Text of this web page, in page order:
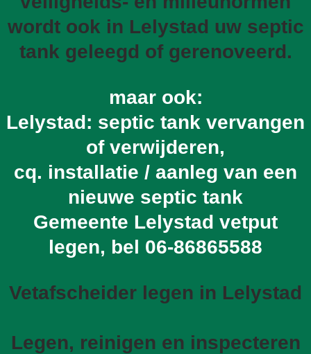
wordt ook in Lelystad uw septic
tank geleegd of gerenoveerd.
maar ook:
Lelystad: septic tank vervangen
of verwijderen,
cq. installatie / aanleg van een
nieuwe septic tank
Gemeente Lelystad vetput
legen, bel 06-86865588
Vetafscheider legen in Lelystad
Legen, reinigen en inspecteren